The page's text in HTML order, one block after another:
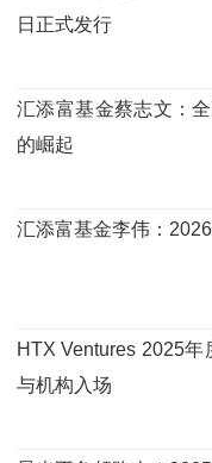
日正式发行
汇添富基金蔡志文：
的崛起
汇添富基金李伟：
HTX Ventures 2025
与机构入场